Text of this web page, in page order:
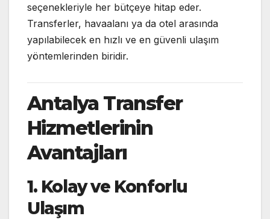
seçenekleriyle her bütçeye hitap eder.
Transferler, havaalanı ya da otel arasında
yapılabilecek en hızlı ve en güvenli ulaşım
yöntemlerinden biridir.
Antalya Transfer
Hizmetlerinin
Avantajları
1. Kolay ve Konforlu
Ulaşım